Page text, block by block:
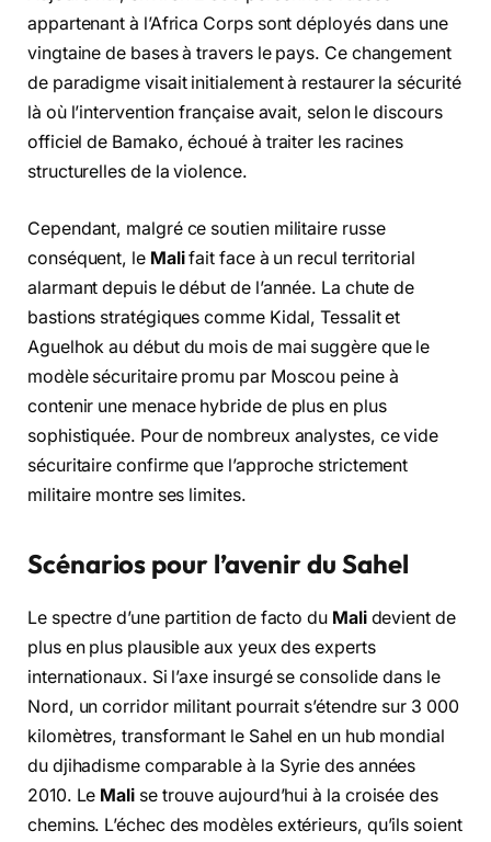
appartenant à l’Africa Corps sont déployés dans une
vingtaine de bases à travers le pays. Ce changement
de paradigme visait initialement à restaurer la sécurité
là où l’intervention française avait, selon le discours
officiel de Bamako, échoué à traiter les racines
structurelles de la violence.
Cependant, malgré ce soutien militaire russe
conséquent, le Malifait face à un recul territorial
alarmant depuis le début de l’année. La chute de
bastions stratégiques comme Kidal, Tessalit et
Aguelhok au début du mois de mai suggère que le
modèle sécuritaire promu par Moscou peine à
contenir une menace hybride de plus en plus
sophistiquée. Pour de nombreux analystes, ce vide
sécuritaire confirme que l’approche strictement
militaire montre ses limites.
Scénarios pour l’avenir du Sahel
Le spectre d’une partition de facto du Malidevient de
plus en plus plausible aux yeux des experts
internationaux. Si l’axe insurgé se consolide dans le
Nord, un corridor militant pourrait s’étendre sur 3 000
kilomètres, transformant le Sahel en un hub mondial
du djihadisme comparable à la Syrie des années
2010. Le Malise trouve aujourd’hui à la croisée des
chemins. L’échec des modèles extérieurs, qu’ils soient